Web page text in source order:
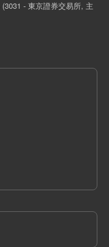
(3031 - 東京證券交易所, 主